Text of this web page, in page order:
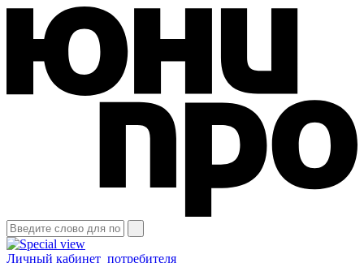
Личный кабинет потребителя